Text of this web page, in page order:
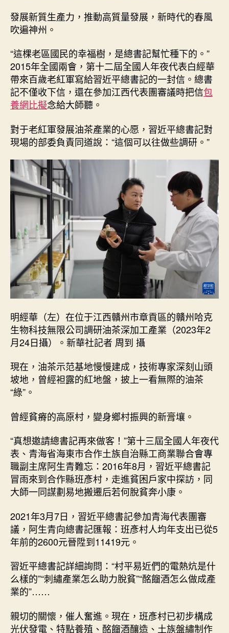
發展新質生產力，推動高質量發展，新時代的春風
吹遍神州。
“這棵老區國民的幸福樹，是總書記幫忙種下的。”
2015年全國兩會，第十二屆全國人年夜代表白經華
帶來百歲老紅軍寫給習近平總書記的一封信。總書
記不僅收下信，還在參加江西代表團審議時把信包
養網比擬念給大師聽。
對于老紅軍發展油茶產業的心愿，習近平總書記對
現場的部委負責同道說：“這個可以往做些調研。”
明經華（左）在位于江西贛州市章貢區的贛州哈克
生物科技無限公司調研油茶深加工產業（2023年2
月24日攝）。新華社記者 周到 攝
現在，油茶示范基地慢慢建成，技術專家深刻山頭
坡地，曾經袒露的紅地盤，披上一看無際的油茶
“綠”。
曾經貧瘠的高原村，變身鄉村振興的新膏壤。
“真想邀請總書記再來做客！”第十三屆全國人年夜代
表、青海省海東市合作土族自治縣工商業聯合會專
職副主席阿生青難忘：2016年8月，習近平總書記
冒雨來到合作縣班彥村，走進貧困戶家中探訪，同
大師一同謀劃易地搬遷后若何脫貧奔小康。
2021年3月7日，習近平總書記參加青海代表團審
議，阿生青向總書記匯報：班彥村人均年支出已從5
年前的2600元晉陞到11419元。
習近平總書記詳細詢問：“村平易近們的電熱炕是什
么樣的”“刺繡產業怎么助力脫貧”“酩餾酒怎么做成產
業的”……
親切的關懷，催人奮進。現在，班彥村已初步構成
光伏發電、特點養殖、酩餾酒釀造、土族盤繡制作